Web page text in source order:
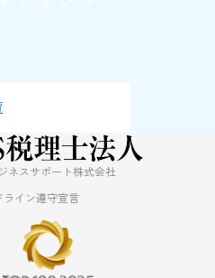
ネスサポート株式会社
ライン遵守宣言